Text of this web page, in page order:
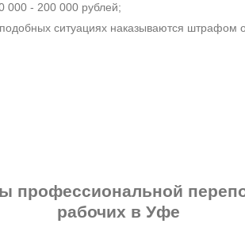
000 - 200 000 рублей;
ситуациях наказываются штрафом
профессиональной
рабочих в Уфе